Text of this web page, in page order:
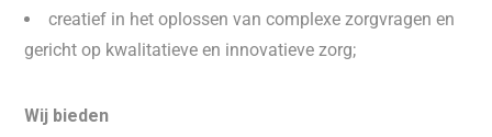
creatief in het oplossen van complexe zorgvragen en
gericht op kwalitatieve en innovatieve zorg;
Wij bieden